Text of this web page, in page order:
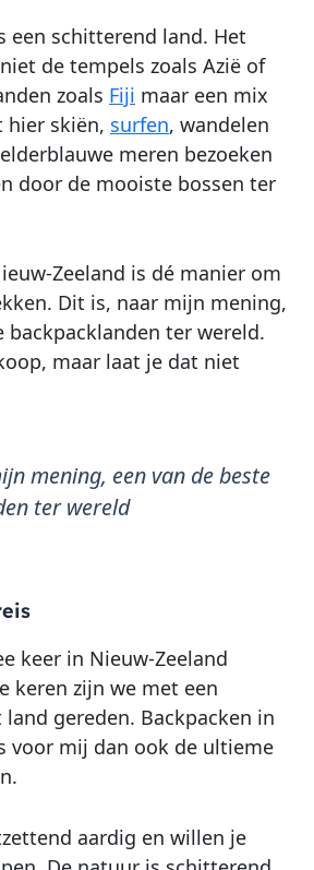
een schitterend land. Het
de tempels zoals Azië of
zoals Fiji maar een mix
hier skiën, surfen, wandelen
meren bezoeken
door de mooiste bossen ter
Zeeland is dé manier om
Dit is, naar mijn mening,
backpacklanden ter wereld.
maar laat je dat niet
mening, een van de beste
ter wereld
keer in Nieuw-Zeeland
keren zijn we met een
gereden. Backpacken in
voor mij dan ook de ultieme
aardig en willen je